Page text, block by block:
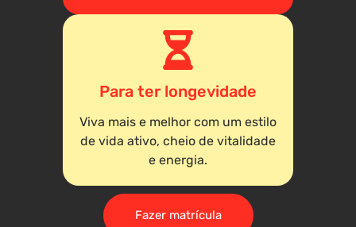
Para ter longevidade
Viva mais e melhor com um estilo
de vida ativo, cheio de vitalidade
e energia.
Fazer matrícula